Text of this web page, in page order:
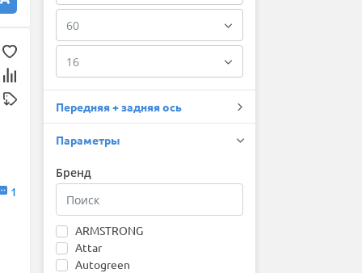
1
Передняя + задняя ось
Параметры
Бренд
ARMSTRONG
Attar
Autogreen